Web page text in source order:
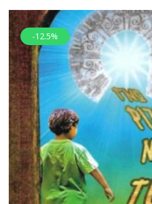
-12.5%